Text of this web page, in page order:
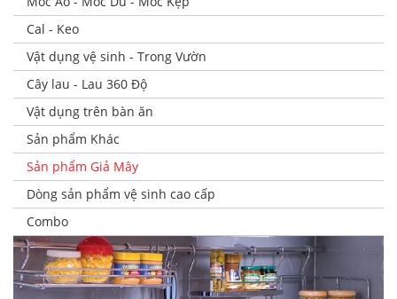
Cal - Keo
Vật dụng vệ sinh - Trong Vườn
Cây lau - Lau 360 Độ
Vật dụng trên bàn ăn
Sản phẩm Khác
Sản phẩm Giả Mây
Dòng sản phẩm vệ sinh cao cấp
Combo